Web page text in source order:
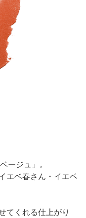
ージュ」。
エベ春さん・イエベ
てくれる仕上がり